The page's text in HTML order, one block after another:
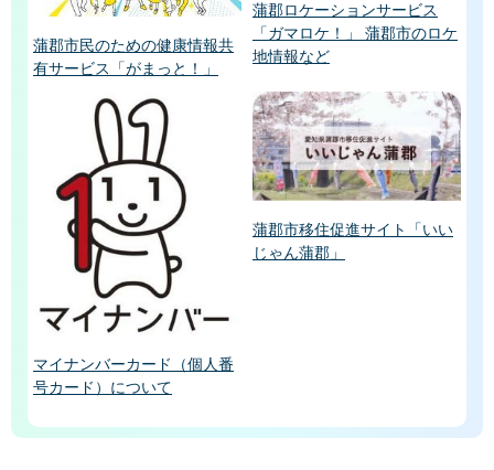
蒲郡市民のための健康情報共
有サービス「がまっと！」
蒲郡ロケーションサービス
「ガマロケ！」 蒲郡市のロケ
地情報など
マイナンバーカード（個人番
号カード）について
蒲郡市移住促進サイト「いい
じゃん蒲郡」